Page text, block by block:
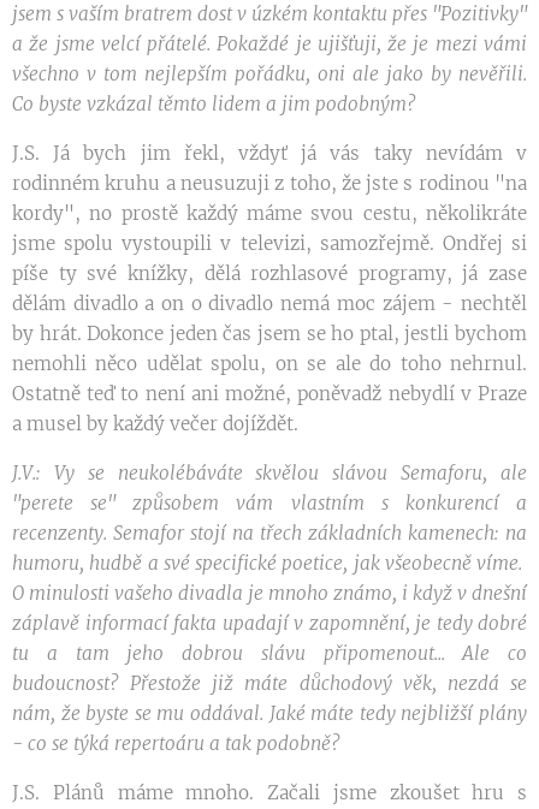
jsem s vaším bratrem dost v úzkém kontaktu přes "Pozitivky"
a že jsme velcí přátelé. Pokaždé je ujišťuji, že je mezi vámi
všechno v tom nejlepším pořádku, oni ale jako by nevěřili.
Co byste vzkázal těmto lidem a jim podobným?
J.S. Já bych jim řekl, vždyť já vás taky nevídám v
rodinném kruhu a neusuzuji z toho, že jste s rodinou "na
kordy", no prostě každý máme svou cestu, několikráte
jsme spolu vystoupili v televizi, samozřejmě. Ondřej si
píše ty své knížky, dělá rozhlasové programy, já zase
dělám divadlo a on o divadlo nemá moc zájem - nechtěl
by hrát. Dokonce jeden čas jsem se ho ptal, jestli bychom
nemohli něco udělat spolu, on se ale do toho nehrnul.
Ostatně teď to není ani možné, poněvadž nebydlí v Praze
a musel by každý večer dojíždět.
J.V.: Vy se neukolébáváte skvělou slávou Semaforu, ale
"perete se" způsobem vám vlastním s konkurencí a
recenzenty. Semafor stojí na třech základních kamenech: na
humoru, hudbě a své specifické poetice, jak všeobecně víme.
O minulosti vašeho divadla je mnoho známo, i když v dnešní
záplavě informací fakta upadají v zapomnění, je tedy dobré
tu a tam jeho dobrou slávu připomenout... Ale co
budoucnost? Přestože již máte důchodový věk, nezdá se
nám, že byste se mu oddával. Jaké máte tedy nejbližší plány
- co se týká repertoáru a tak podobně?
J.S. Plánů máme mnoho. Začali jsme zkoušet hru s